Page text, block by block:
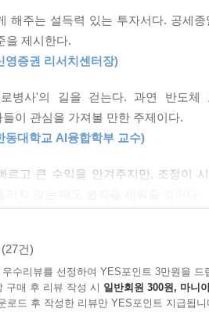
게 생각해 왔다.
시장에 입문한 이후, 필자의 투자 스
한 뒤 투자 여부를 결정하는 방식이다.
어깨 위에서
에서 전설로 불리는 거장들은 각기 다
가가 ‘비싸서’ 파는 것이 아니라 시장
장들의 눈을 통해 2년이라는 시간이
직접 모델링했던 씨에스윈드(CS
날 것이라는 ‘넷제로(Net zero)’ 시나
해주는 설득력 있는 투자서다. 공세
을 제시한다.
영증권 리서치센터장)
로병사'의 길을 걷는다. 과연 반도
들이 관심을 가져볼 만한 주제이다.
동대학교 AI융합학부 교수)
르고 큰 수익을 안겨주지만, 조정이
생과 소멸을 ‘델타’라는 하나의
일독을 권한다.
강대학교 경제학과 교수)
(27건)
수리뷰를 선정하여 YES포인트 3만원을 드
구매 후 리뷰 작성 시 일반회원 300원, 마니
로드 후 작성한 리뷰만 YES포인트 지급됩니